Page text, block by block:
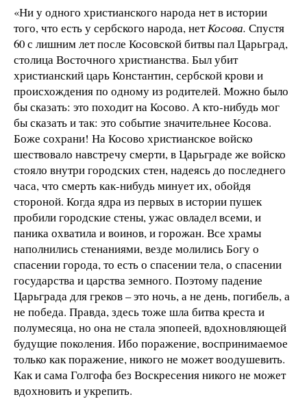
«Ни у одного христианского народа нет в истории
того, что есть у сербского народа, нетКосова. Спустя
60 с лишним лет после Косовской битвы пал Царьград,
столица Восточного христианства. Был убит
христианский царь Константин, сербской крови и
происхождения по одному из родителей. Можно было
бы сказать: это походит на Косово. А кто-нибудь мог
бы сказать и так: это событие значительнее Косова.
Боже сохрани! На Косово христианское войско
шествовало навстречу смерти, в Царьграде же войско
стояло внутри городских стен, надеясь до последнего
часа, что смерть как-нибудь минует их, обойдя
стороной. Когда ядра из первых в истории пушек
пробили городские стены, ужас овладел всеми, и
паника охватила и воинов, и горожан. Все храмы
наполнились стенаниями, везде молились Богу о
спасении города, то есть о спасении тела, о спасении
государства и царства земного. Поэтому падение
Царьграда для греков – это ночь, а не день, погибель, а
не победа. Правда, здесь тоже шла битва креста и
полумесяца, но она не стала эпопеей, вдохновляющей
будущие поколения. Ибо поражение, воспринимаемое
только как поражение, никого не может воодушевить.
Как и сама Голгофа без Воскресения никого не может
вдохновить и укрепить.